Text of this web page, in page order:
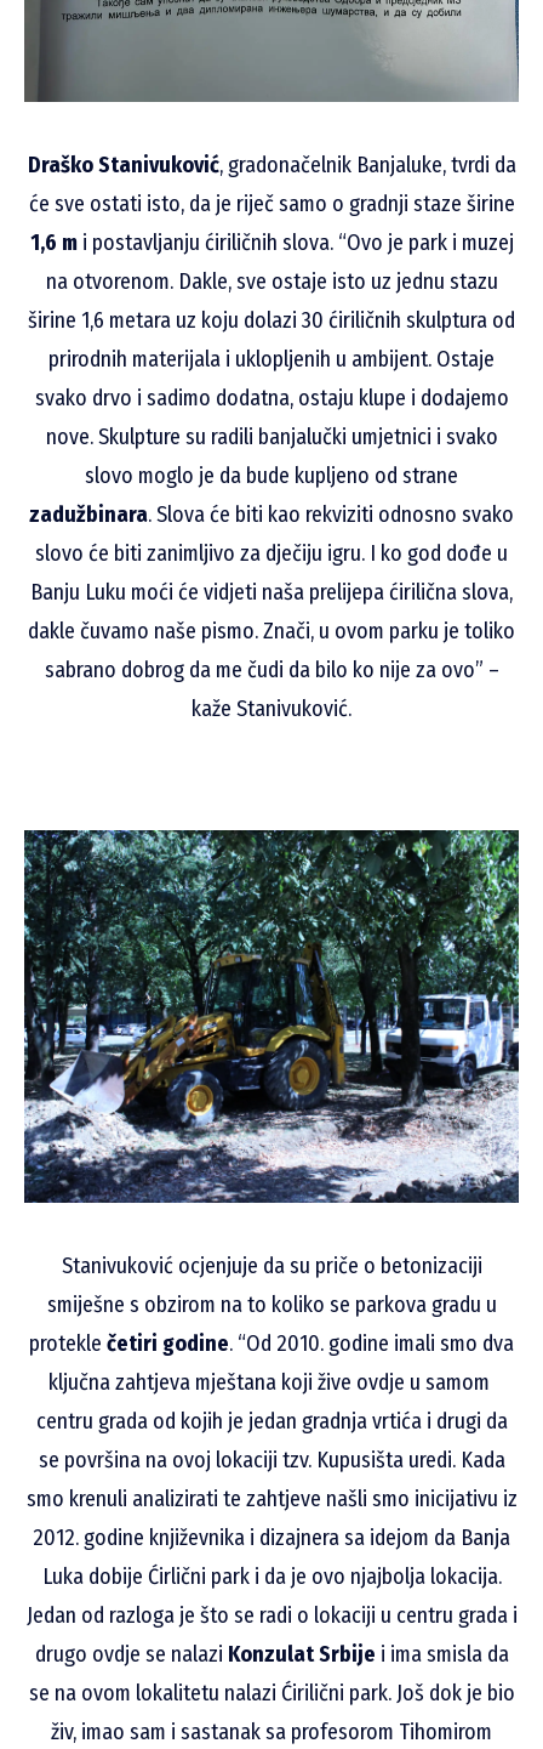
Draško Stanivuković, gradonačelnik Banjaluke, tvrdi da
će sve ostati isto, da je riječ samo o gradnji staze širine
1,6 mi postavljanju ćiriličnih slova. “Ovo je park i muzej
na otvorenom. Dakle, sve ostaje isto uz jednu stazu
širine 1,6 metara uz koju dolazi 30 ćiriličnih skulptura od
prirodnih materijala i uklopljenih u ambijent. Ostaje
svako drvo i sadimo dodatna, ostaju klupe i dodajemo
nove. Skulpture su radili banjalučki umjetnici i svako
slovo moglo je da bude kupljeno od strane
zadužbinara. Slova će biti kao rekviziti odnosno svako
slovo će biti zanimljivo za dječiju igru. I ko god dođe u
Banju Luku moći će vidjeti naša prelijepa ćirilična slova,
dakle čuvamo naše pismo. Znači, u ovom parku je toliko
sabrano dobrog da me čudi da bilo ko nije za ovo” –
kaže Stanivuković.
Stanivuković ocjenjuje da su priče o betonizaciji
smiješne s obzirom na to koliko se parkova gradu u
protekle četiri godine. “Od 2010. godine imali smo dva
ključna zahtjeva mještana koji žive ovdje u samom
centru grada od kojih je jedan gradnja vrtića i drugi da
se površina na ovoj lokaciji tzv. Kupusišta uredi. Kada
smo krenuli analizirati te zahtjeve našli smo inicijativu iz
2012. godine književnika i dizajnera sa idejom da Banja
Luka dobije Ćirlični park i da je ovo njajbolja lokacija.
Jedan od razloga je što se radi o lokaciji u centru grada i
drugo ovdje se nalazi Konzulat Srbije i ima smisla da
se na ovom lokalitetu nalazi Ćirilični park. Još dok je bio
živ, imao sam i sastanak sa profesorom Tihomirom